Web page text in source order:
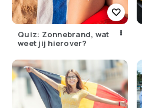
Quiz: Zonnebrand, wat
weet jij hierover?